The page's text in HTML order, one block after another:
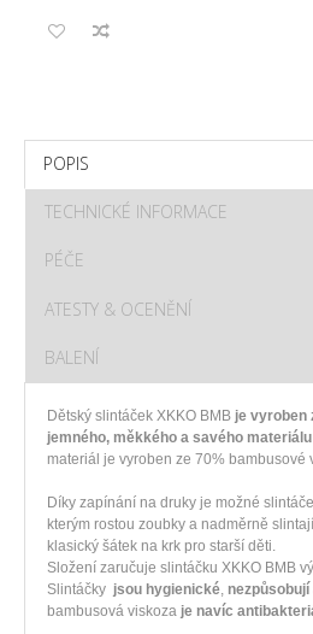
POPIS
TECHNICKÉ INFORMACE
PÉČE
ATESTY & OCENĚNÍ
BALENÍ
Dětský slintáček XKKO BMB je vyroben
jemného, měkkého a savého
materiál je vyroben ze 70% bambusové
Díky zapínání na druky je možné
kterým rostou zoubky a nadměrně
klasický šátek na krk pro starší děti.
Složení zaručuje slintáčku XKKO BMB
Slintáčky jsou hygienické,
bambusová viskoza je navíc